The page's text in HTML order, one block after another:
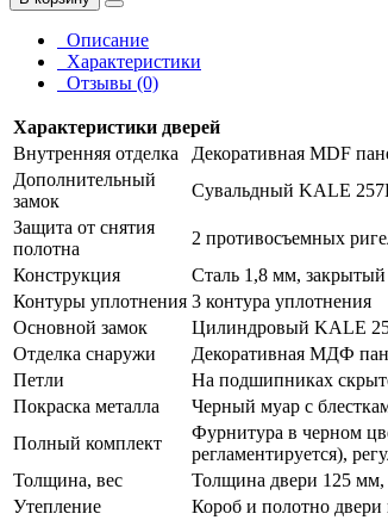
Описание
Характеристики
Отзывы (0)
Характеристики дверей
Внутренняя отделка
Декоративная MDF
Дополнительный
замок
Сувальдный KALE
Защита от снятия
полотна
2 противосъемных
Конструкция
Сталь 1,8 мм,
Контуры уплотнения 3 контура уплотнения
Основной замок
Цилиндровый KALE
Отделка снаружи
Декоративная МДФ
Петли
На подшипниках
Покраска металла
Черный муар с
Полный комплект
Фурнитура в черном
регламентируется),
Толщина, вес
Толщина двери 125 мм,
Утепление
Короб и полотно двери